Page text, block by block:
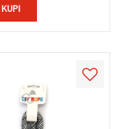
KUPI